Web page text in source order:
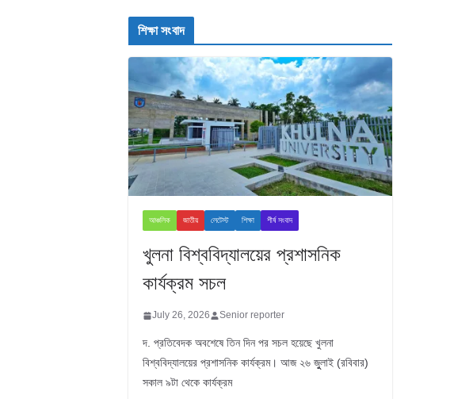
শিক্ষা সংবাদ
আঞ্চলিক জাতীয় লেটেস্ট শিক্ষা শীর্ষ সংবাদ
খুলনা বিশ্ববিদ্যালয়ের প্রশাসনিক
কার্যক্রম সচল
July 26, 2026 Senior reporter
দ. প্রতিবেদক অবশেষে তিন দিন পর সচল হয়েছে খুলনা
বিশ্ববিদ্যালয়ের প্রশাসনিক কার্যক্রম। আজ ২৬ জুুলাই (রবিবার)
সকাল ৯টা থেকে কার্যক্রম